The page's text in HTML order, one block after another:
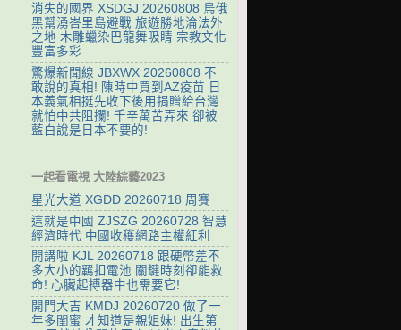
消失的國界 XSDGJ 20260808 烏俄
黑幫湧峇里島避戰 旅遊勝地淪法外
之地 木雕蠟染巴龍舞吸睛 宗教文化
豐富多彩
驚爆新聞線 JBXWX 20260808 不
敢說的真相! 陳時中買到AZ疫苗 日
本義氣相挺先收下後用捐贈給台灣
就怕中共阻攔! 千辛萬苦弄來 卻被
藍白說是日本不要的!
一起看電視 大陸綜藝2023
星光大道 XGDD 20260718 周賽
這就是中國 ZJSZG 20260728 智慧
經濟時代 中國收穫網路主權紅利
開講啦 KJL 20260718 跟硬幣差不
多大小的羈扣電池 關鍵時刻卻能救
命! 心臟起搏器中也需要它!
開門大吉 KMDJ 20260720 做了一
年多閨蜜 才知道是親姐妹! 出生第